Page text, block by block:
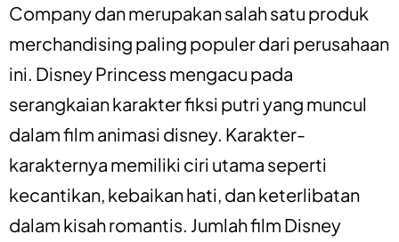
Company dan merupakan salah satu produk
merchandising paling populer dari perusahaan
ini. Disney Princess mengacu pada
serangkaian karakter fiksi putri yang muncul
dalam film animasi disney. Karakter-
karakternya memiliki ciri utama seperti
kecantikan, kebaikan hati, dan keterlibatan
dalam kisah romantis. Jumlah film Disney